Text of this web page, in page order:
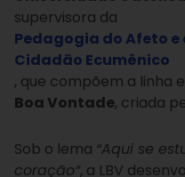
supervisora da
Pedagogia do Afeto
Cidadão Ecumênico
, que compõem a linha
Boa Vontade, criada
Sob o lema “Aqui se
coração”, a LBV